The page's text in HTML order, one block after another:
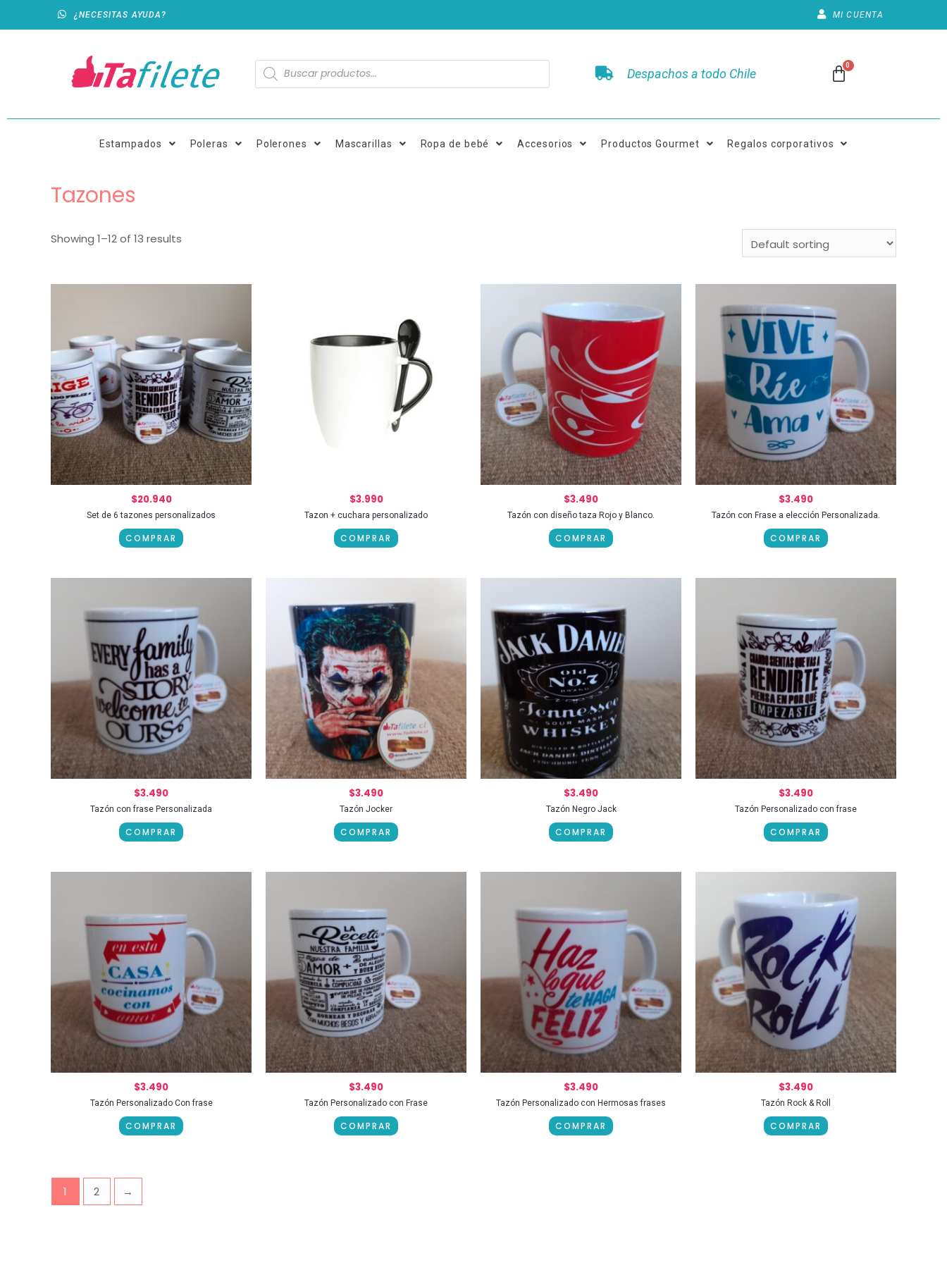
¿NECESITAS AYUDA? MI CUENTA
Despachos a todo Chile
Estampados Poleras Polerones Mascarillas Ropa de bebé Accesorios Productos Gourmet Regalos corporativos
Tazones
Showing 1–12 of 13 results
$20.940
Set de 6 tazones personalizados
COMPRAR
$3.990
Tazon + cuchara personalizado
COMPRAR
$3.490
Tazón con diseño taza Rojo y Blanco.
COMPRAR
$3.490
Tazón con Frase a elección Personalizada.
COMPRAR
$3.490
Tazón con frase Personalizada
COMPRAR
$3.490
Tazón Jocker
COMPRAR
$3.490
Tazón Negro Jack
COMPRAR
$3.490
Tazón Personalizado con frase
COMPRAR
$3.490
Tazón Personalizado Con frase
COMPRAR
$3.490
Tazón Personalizado con Frase
COMPRAR
$3.490
Tazón Personalizado con Hermosas frases
COMPRAR
$3.490
Tazón Rock & Roll
COMPRAR
1 2 →